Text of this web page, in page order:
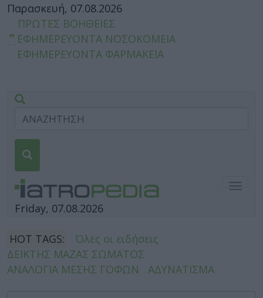
Παρασκευή, 07.08.2026
ΠΡΩΤΕΣ ΒΟΗΘΕΙΕΣ
ΕΦΗΜΕΡΕΥΟΝΤΑ ΝΟΣΟΚΟΜΕΙΑ
ΕΦΗΜΕΡΕΥΟΝΤΑ ΦΑΡΜΑΚΕΙΑ
Friday, 07.08.2026
HOT TAGS:
Όλες οι ειδήσεις
ΔΕΙΚΤΗΣ ΜΑΖΑΣ ΣΩΜΑΤΟΣ
ΑΝΑΛΟΓΙΑ ΜΕΣΗΣ ΓΟΦΩΝ
ΑΔΥΝΑΤΙΣΜΑ